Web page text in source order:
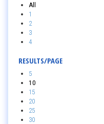
All
1
2
3
4
RESULTS/PAGE
5
10
15
20
25
30